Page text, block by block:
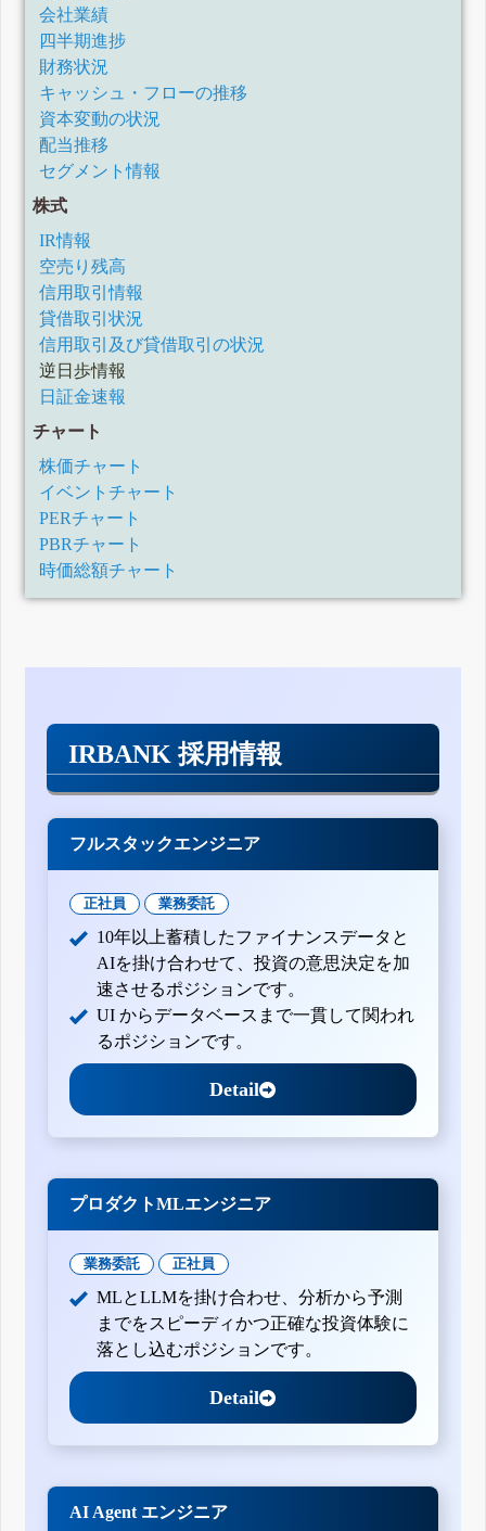
会社業績
四半期進捗
財務状況
キャッシュ・フローの推移
資本変動の状況
配当推移
セグメント情報
株式
IR情報
空売り残高
信用取引情報
貸借取引状況
信用取引及び貸借取引の状況
逆日歩情報
日証金速報
チャート
株価チャート
イベントチャート
PERチャート
PBRチャート
時価総額チャート
IRBANK 採用情報
フルスタックエンジニア
正社員 業務委託
10年以上蓄積したファイナンスデータと
AIを掛け合わせて、投資の意思決定を加
速させるポジションです。
UI からデータベースまで一貫して関われ
るポジションです。
Detail
プロダクトMLエンジニア
業務委託 正社員
MLとLLMを掛け合わせ、分析から予測
までをスピーディかつ正確な投資体験に
落とし込むポジションです。
Detail
AI Agent エンジニア